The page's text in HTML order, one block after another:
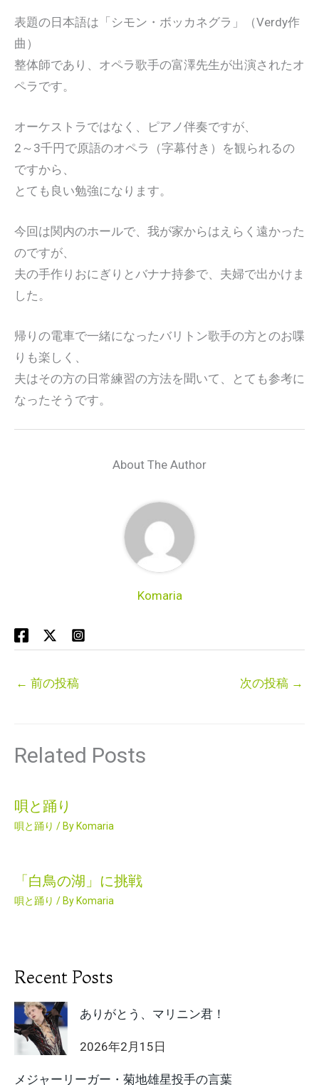
表題の日本語は「シモン・ボッカネグラ」（Verdy作
曲）
整体師であり、オペラ歌手の富澤先生が出演されたオ
ペラです。
オーケストラではなく、ピアノ伴奏ですが、
2～3千円で原語のオペラ（字幕付き）を観られるの
ですから、
とても良い勉強になります。
今回は関内のホールで、我が家からはえらく遠かった
のですが、
夫の手作りおにぎりとバナナ持参で、夫婦で出かけま
した。
帰りの電車で一緒になったバリトン歌手の方とのお喋
りも楽しく、
夫はその方の日常練習の方法を聞いて、とても参考に
なったそうです。
About The Author
Komaria
← 前の投稿 次の投稿 →
Related Posts
唄と踊り
唄と踊り / By Komaria
「白鳥の湖」に挑戦
唄と踊り / By Komaria
Recent Posts
ありがとう、マリニン君！
2026年2月15日
メジャーリーガー・菊地雄星投手の言葉